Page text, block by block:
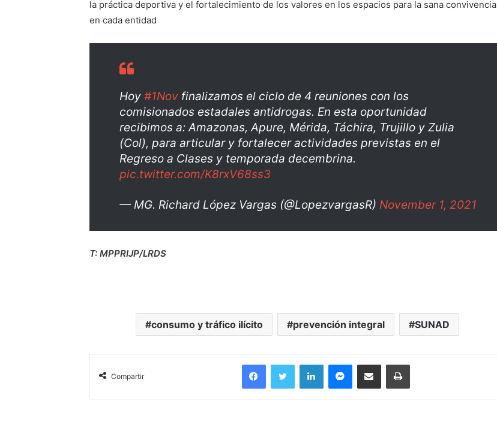
la práctica deportiva y el fortalecimiento de los valores en los espacios para la sana convivencia
en cada entidad
Hoy#1Nov finalizamos el ciclo de 4 reuniones con los
comisionados estadales antidrogas. En esta oportunidad
recibimos a: Amazonas, Apure, Mérida, Táchira, Trujillo y Zulia
(Col), para articular y fortalecer actividades previstas en el
Regreso a Clases y temporada decembrina.
pic.twitter.com/K8rxV68ss3
— MG. Richard López Vargas (@LopezvargasR) November 1, 2021
T: MPPRIJP/LRDS
consumo y tráfico ilícito prevención integral SUNAD
Compartir
FacebookTwitter LinkedInMessengerCompartir por correo electrónicoImprimir